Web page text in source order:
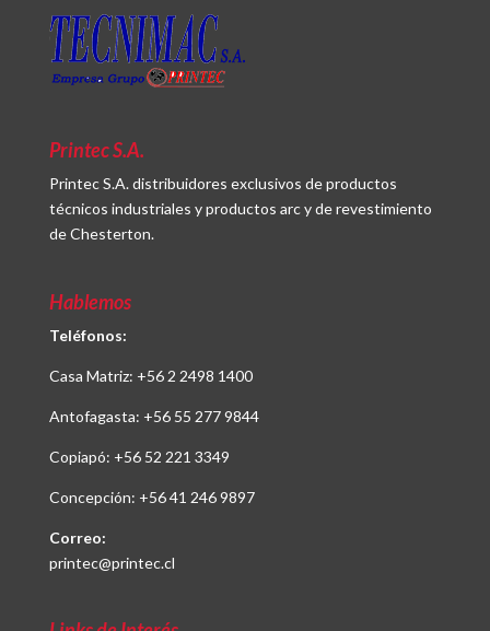
Printec S.A.
Printec S.A. distribuidores exclusivos de productos
técnicos industriales y productos arc y de revestimiento
de Chesterton.
Hablemos
Teléfonos:
Casa Matriz: +56 2 2498 1400
Antofagasta: +56 55 277 9844
Copiapó: +56 52 221 3349
Concepción: +56 41 246 9897
Correo:
printec@printec.cl